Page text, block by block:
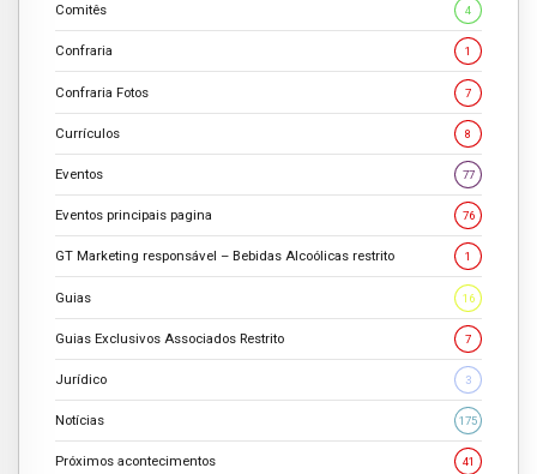
Comitês 4
Confraria 1
Confraria Fotos 7
Currículos 8
Eventos 77
Eventos principais pagina 76
GT Marketing responsável – Bebidas Alcoólicas restrito 1
Guias 16
Guias Exclusivos Associados Restrito 7
Jurídico 3
Notícias 175
Próximos acontecimentos 41